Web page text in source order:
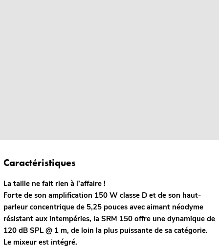
Caractéristiques
La taille ne fait rien à l’affaire !
Forte de son amplification 150 W classe D et de son haut-
parleur concentrique de 5,25 pouces avec aimant néodyme
résistant aux intempéries, la SRM 150 offre une dynamique de
120 dB SPL @ 1 m, de loin la plus puissante de sa catégorie.
Le mixeur est intégré.